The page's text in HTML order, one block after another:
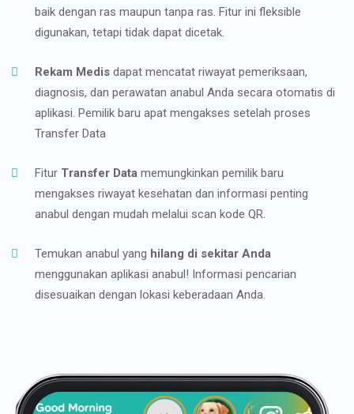
baik dengan ras maupun tanpa ras. Fitur ini fleksible
digunakan, tetapi tidak dapat dicetak.
Rekam Medis dapat mencatat riwayat pemeriksaan,
diagnosis, dan perawatan anabul Anda secara otomatis di
aplikasi. Pemilik baru apat mengakses setelah proses
Transfer Data
Fitur Transfer Data memungkinkan pemilik baru
mengakses riwayat kesehatan dan informasi penting
anabul dengan mudah melalui scan kode QR.
Temukan anabul yang hilang di sekitar Anda
menggunakan aplikasi anabul! Informasi pencarian
disesuaikan dengan lokasi keberadaan Anda.